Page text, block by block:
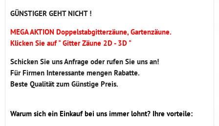
GÜNSTIGER GEHT NICHT !
MEGA AKTION Doppelstabgitterzäune, Gartenzäune.
Klicken Sie auf " Gitter Zäune 2D - 3D "
Schicken Sie uns Anfrage oder rufen Sie uns an!
Für Firmen Interessante mengen Rabatte.
Beste Qualität zum Günstige Preis.
Warum sich ein Einkauf bei uns immer lohnt? Ihre vorteile: